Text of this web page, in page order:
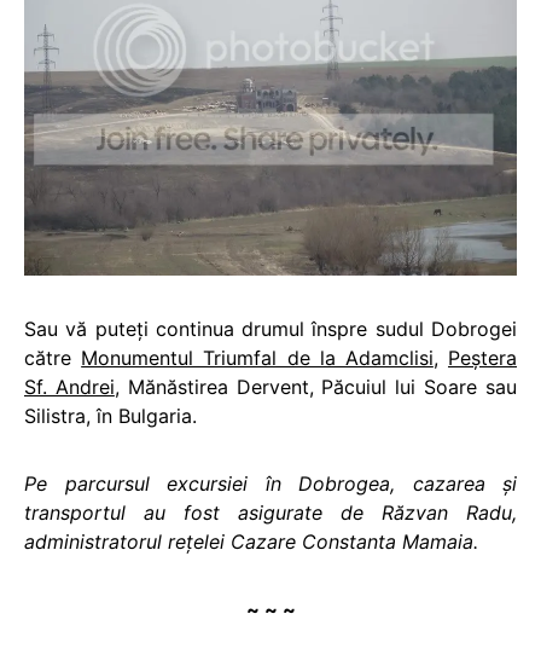
Sau vă puteţi continua drumul înspre sudul Dobrogei
către Monumentul Triumfal de la Adamclisi, Peştera
Sf. Andrei, Mănăstirea Dervent, Păcuiul lui Soare sau
Silistra, în Bulgaria.
Pe parcursul excursiei în Dobrogea, cazarea și
transportul au fost asigurate de Răzvan Radu,
administratorul rețelei Cazare Constanta Mamaia.
~ ~ ~